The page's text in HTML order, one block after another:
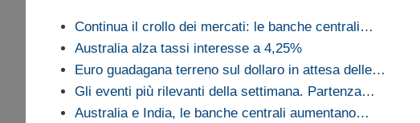
Continua il crollo dei mercati: le banche centrali…
Australia alza tassi interesse a 4,25%
Euro guadagana terreno sul dollaro in attesa delle…
Gli eventi più rilevanti della settimana. Partenza…
Australia e India, le banche centrali aumentano…